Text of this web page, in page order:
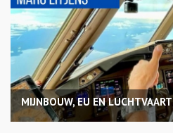
MIJNBOUW, EU EN LUCHTVAART